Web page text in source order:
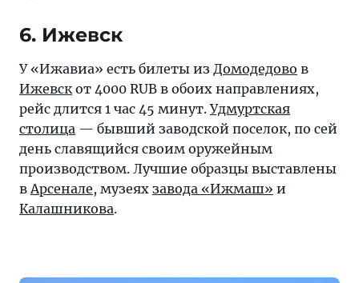
6. Ижевск
У «Ижавиа» есть билеты из Домодедово в
Ижевск от 4000 RUB в обоих направлениях,
рейс длится 1 час 45 минут. Удмуртская
столица — бывший заводской поселок, по сей
день славящийся своим оружейным
производством. Лучшие образцы выставлены
в Арсенале, музеях завода «Ижмаш» и
Калашникова.